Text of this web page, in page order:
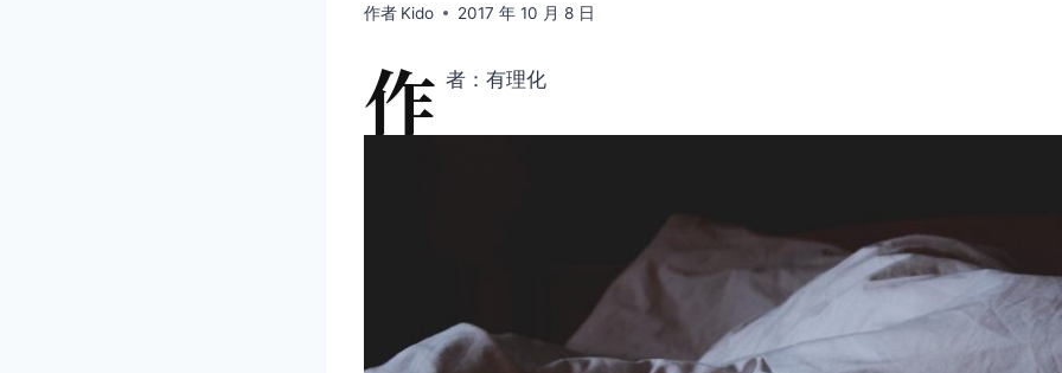
作者 Kido 2017 年 10 月 8 日
作 者：有理化